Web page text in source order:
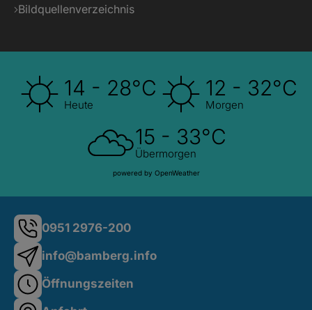
Bildquellenverzeichnis
14 - 28°C
Heute
12 - 32°C
Morgen
15 - 33°C
Übermorgen
powered by OpenWeather
0951 2976-200
info@bamberg.info
Öffnungszeiten